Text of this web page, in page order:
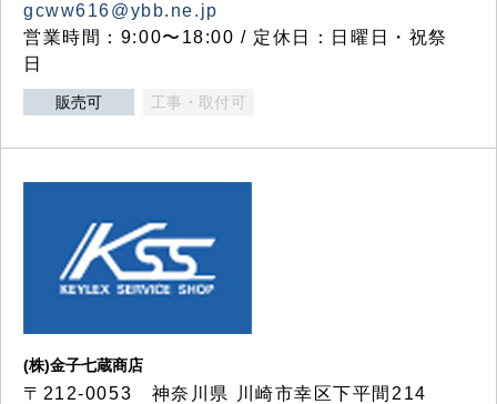
gcww616@ybb.ne.jp
営業時間：9:00〜18:00 / 定休日：日曜日・祝祭
日
販売可 工事・取付可
(株)金子七蔵商店
〒212-0053 神奈川県 川崎市幸区下平間214